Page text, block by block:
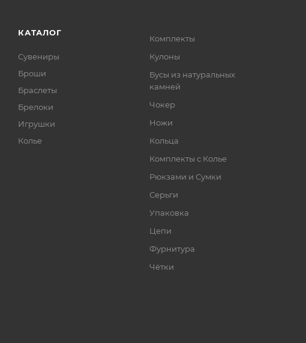
Золото (особенно высокой пробы, хотя даже золотые
Ниобий.
КАТАЛОГ
Сувениры
Броши
Браслеты
Брелоки
Игрушки
Колье
Комплекты
Кулоны
Бусы из натуральных
камней
Чокер
Ножи
Кольца
Комплекты с Колье
Рюкзами и Сумки
Серьги
Упаковка
Цепи
Фурнитура
Чётки